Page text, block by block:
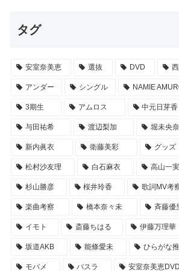
タグ
安室奈美恵 選抜 DVD
アンダー シングル NAMIE
3期生 アムロス 中元日芽香
与田祐希 渡辺梨加 堀未央奈
新内眞衣 衛藤美彩 グッズ
松村沙友理 白石麻衣 高山一実
杉山勝彦 桜井玲香 歌詞MV考
楽曲考察 橋本奈々未 斉藤優
イモト 斎藤ちはる 伊藤万理華
坂道AKB 能條愛未 ひらがな
モバメ バスラ 安室奈美恵DVD